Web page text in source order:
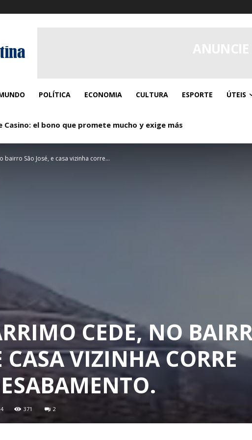
POLÍTICA ECONOMIA CULTURA ESPORTE ÚTEIS
Casino: el bono que promete mucho y exige más
Casino: Donde los giros gratis y el caos controlado se dan la
bairro São José, e casa vizinha corre...
CEDE, NO
CASA VIZINHA CORRE
371 2